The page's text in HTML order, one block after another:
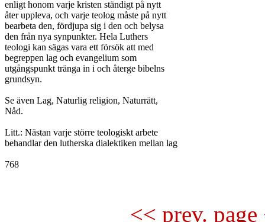
enligt honom varje kristen ständigt på nytt
åter uppleva, och varje teolog måste på nytt
bearbeta den, fördjupa sig i den och belysa
den från nya synpunkter. Hela Luthers
teologi kan sägas vara ett försök att med
begreppen lag och evangelium som
utgångspunkt tränga in i och återge bibelns
grundsyn.
Se även Lag, Naturlig religion, Naturrätt,
Nåd.
Litt.: Nästan varje större teologiskt arbete
behandlar den lutherska dialektiken mellan lag
768
<< prev.